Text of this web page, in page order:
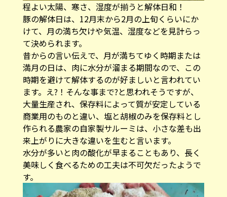
程よい太陽、寒さ、湿度が揃うと解体日和！
豚の解体日は、12月末から2月の上旬くらいにか
けて、月の満ち欠けや気温、湿度などを見計らっ
て決められます。
昔からの言い伝えで、月が満ちてゆく時期または
満月の日は、肉に水分が溜まる期間なので、この
時期を避けて解体するのが好ましいと言われてい
ます。え?！そんな事まで?と思われそうですが、
大量生産され、保存料によって質が安定している
商業用のものと違い、塩と胡椒のみを保存料とし
作られる農家の自家製サルーミは、小さな差も出
来上がりに大きな違いを生むと言います。
水分が多いと肉の酸化が早まることもあり、長く
美味しく食べるための工夫は不可欠だったようで
す。